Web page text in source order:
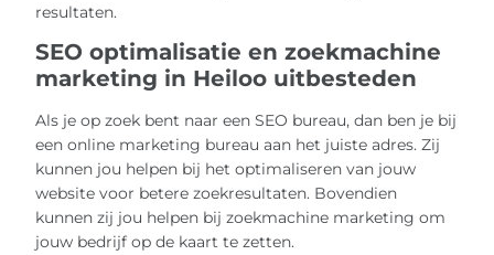
resultaten.
SEO optimalisatie en zoekmachine
marketing in Heiloo uitbesteden
Als je op zoek bent naar een SEO bureau, dan ben je bij
een online marketing bureau aan het juiste adres. Zij
kunnen jou helpen bij het optimaliseren van jouw
website voor betere zoekresultaten. Bovendien
kunnen zij jou helpen bij zoekmachine marketing om
jouw bedrijf op de kaart te zetten.